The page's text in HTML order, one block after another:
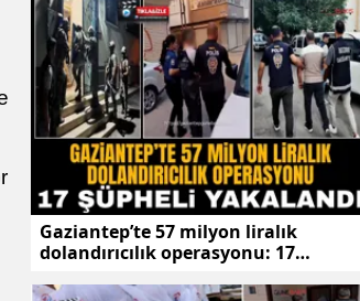
Gaziantep’te 57 milyon liralık
dolandırıcılık operasyonu: 17